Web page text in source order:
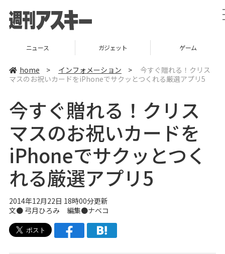
ニュース ガジェット ゲーム
home > インフォメーション >
今すぐ贈れる！クリス
マスのお祝いカードをiPhoneでサクッとつくれる厳選アプリ5
今すぐ贈れる！クリス
マスのお祝いカードを
iPhoneでサクッとつく
れる厳選アプリ5
2014年12月22日 18時00分更新
文● 弓月ひろみ編集●ナベコ